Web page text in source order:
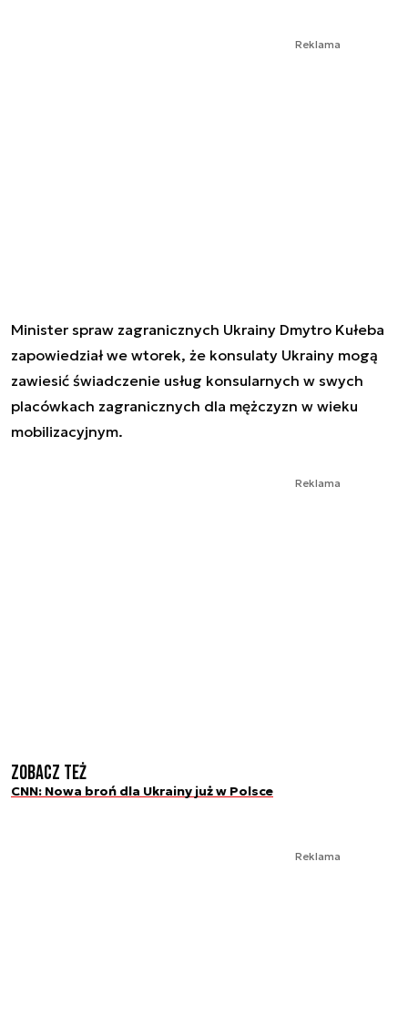
Reklama
Minister spraw zagranicznych Ukrainy Dmytro Kułeba
zapowiedział we wtorek, że konsulaty Ukrainy mogą
zawiesić świadczenie usług konsularnych w swych
placówkach zagranicznych dla mężczyzn w wieku
mobilizacyjnym.
Reklama
Zobacz też
CNN: Nowa broń dla Ukrainy już w Polsce
Reklama